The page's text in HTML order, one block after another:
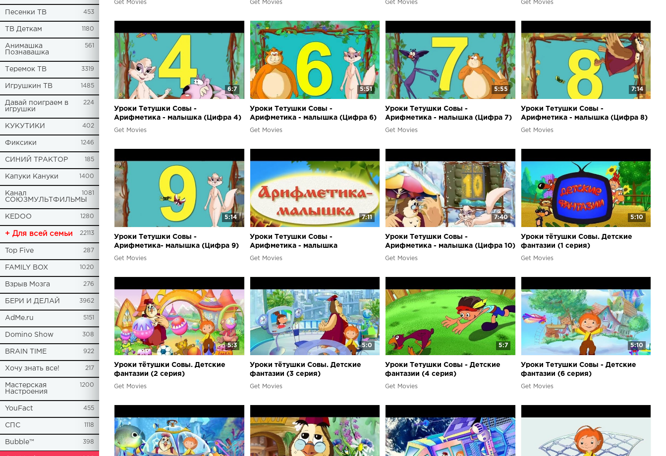
Песенки ТВ 453
ТВ Деткам 1180
Анимашка
Познавашка
561
Теремок ТВ 3319
Игрушкин ТВ 1485
Давай поиграем в
игрушки
224
КУКУТИКИ 402
Фиксики 1246
СИНИЙ ТРАКТОР 185
Капуки Кануки 1400
Канал
СОЮЗМУЛЬТФИЛЬМЫ
1081
KEDOO 1280
+ Для всей семьи 22113
Top Five 287
FAMILY BOX 1020
Взрыв Мозга 276
БЕРИ И ДЕЛАЙ 3962
AdMe.ru 5151
Domino Show 308
BRAIN TIME 922
Хочу знать все! 217
Мастерская
Настроения
1200
YouFact 455
СПС 1118
Bubble™ 398
Get Movies Get Movies Get Movies Get Movies
6:7
Уроки Тетушки Совы -
Арифметика - малышка (Цифра 4)
Get Movies
5:51
Уроки Тетушки Совы -
Арифметика - малышка (Цифра 6)
Get Movies
5:55
Уроки Тетушки Совы -
Арифметика - малышка (Цифра 7)
Get Movies
7:14
Уроки Тетушки Совы -
Арифметика - малышка (Цифра 8)
Get Movies
5:14
Уроки Тетушки Совы -
Арифметика- малышка (Цифра 9)
Get Movies
7:11
Уроки Тетушки Совы -
Арифметика - малышка
(Заключение)
Get Movies
7:40
Уроки Тетушки Совы -
Арифметика - малышка (Цифра 10)
Get Movies
5:10
Уроки тётушки Совы. Детские
фантазии (1 серия)
Get Movies
5:3
Уроки тётушки Совы. Детские
фантазии (2 серия)
Get Movies
5:0
Уроки тётушки Совы. Детские
фантазии (3 серия)
Get Movies
5:7
Уроки Тетушки Совы - Детские
фантазии (4 серия)
Get Movies
5:10
Уроки Тетушки Совы - Детские
фантазии (6 серия)
Get Movies